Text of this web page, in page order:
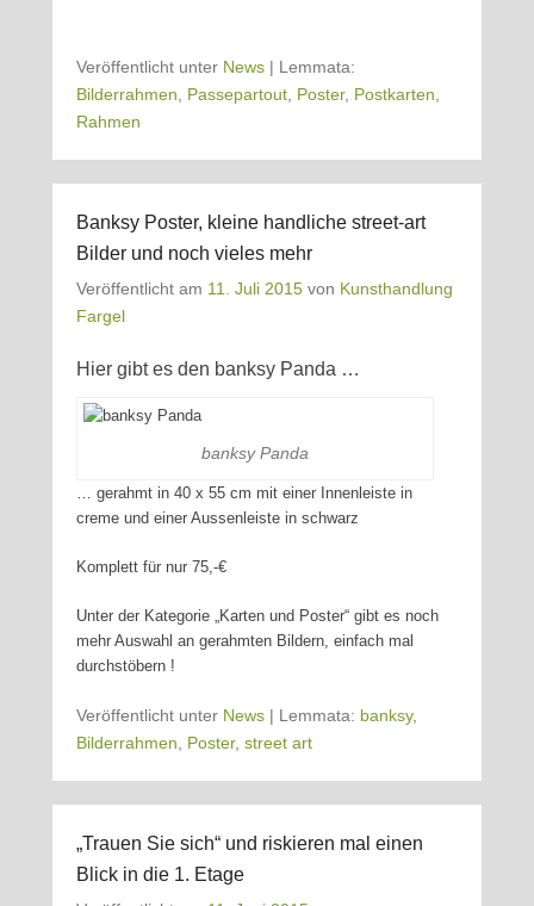
Veröffentlicht unter News | Lemmata:
Bilderrahmen
Passepartout Poster, Postkarten
Rahmen
Banksy Poster, kleine handliche street-art
Bilder und noch vieles mehr
Veröffentlicht am 11. Juli 2015 von Kunsthandlung
Fargel
Hier gibt es den banksy Panda …
banksy Panda
… gerahmt in 40 x 55 cm mit einer Innenleiste in
creme und einer Aussenleiste in schwarz
Komplett für nur 75,-€
Unter der Kategorie „Karten und Poster“ gibt es noch
mehr Auswahl an gerahmten Bildern, einfach mal
durchstöbern !
Veröffentlicht unter News | Lemmata: banksy,
Bilderrahmen
Poster, street art
„Trauen Sie sich“ und riskieren mal einen
Blick in die 1. Etage